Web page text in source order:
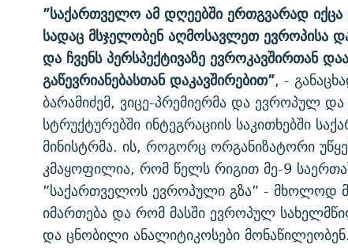
”საქართველო ამ დღეებში ერთგვარად
სადაც მსჯელობენ აღმოსავლეთ ევროპისა
და ჩვენს პერსპექტივაზე ევროკავშირთან
გაწევრიანებასთან დაკავშირებით”, -
ბარამიძემ, ვიცე-პრემიერმა და ევროპულ
სტრუქტურებში ინტეგრაციის საკითხებში
მინისტრმა. ის, როგორც ორგანიზატორი
კმაყოფილია, რომ წელს რიგით მე-9
”საქართველოს ევროპული გზა” - მხოლოდ
იმართება და რომ მასში ევროპულ
და ცნობილი ანალიტიკოსები მონაწილეობენ.